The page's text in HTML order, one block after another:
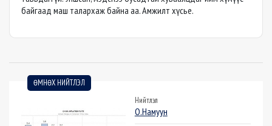
байгаад маш талархаж байна аа. Амжилт хүсье.
ӨМНӨХ НИЙТЛЭЛ
Нийтлэл
О.Намуун